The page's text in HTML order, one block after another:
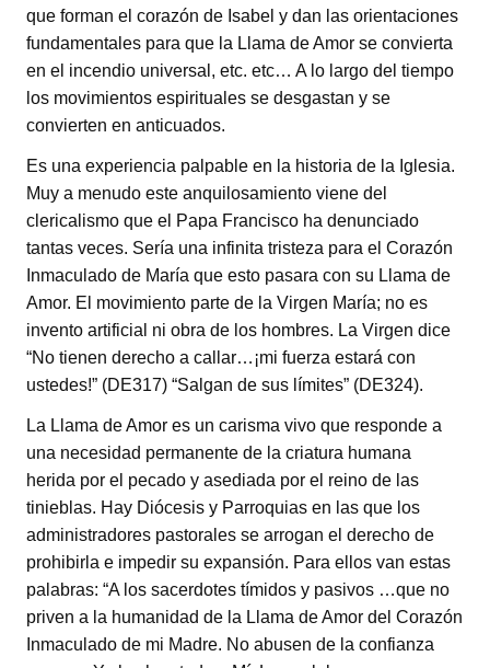
que forman el corazón de Isabel y dan las orientaciones
fundamentales para que la Llama de Amor se convierta
en el incendio universal, etc. etc… A lo largo del tiempo
los movimientos espirituales se desgastan y se
convierten en anticuados.
Es una experiencia palpable en la historia de la Iglesia.
Muy a menudo este anquilosamiento viene del
clericalismo que el Papa Francisco ha denunciado
tantas veces. Sería una infinita tristeza para el Corazón
Inmaculado de María que esto pasara con su Llama de
Amor. El movimiento parte de la Virgen María; no es
invento artificial ni obra de los hombres. La Virgen dice
“No tienen derecho a callar…¡mi fuerza estará con
ustedes!” (DE317) “Salgan de sus límites” (DE324).
La Llama de Amor es un carisma vivo que responde a
una necesidad permanente de la criatura humana
herida por el pecado y asediada por el reino de las
tinieblas. Hay Diócesis y Parroquias en las que los
administradores pastorales se arrogan el derecho de
prohibirla e impedir su expansión. Para ellos van estas
palabras: “A los sacerdotes tímidos y pasivos …que no
priven a la humanidad de la Llama de Amor del Corazón
Inmaculado de mi Madre. No abusen de la confianza